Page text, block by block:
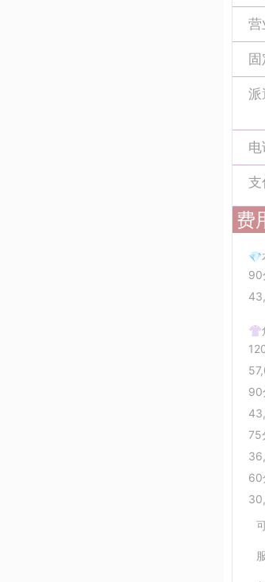
营
固
派
电
支
费
💎
90
👚
90
75
60